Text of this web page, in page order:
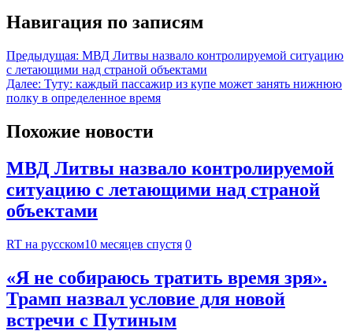
Навигация по записям
Предыдущая: МВД Литвы назвало контролируемой ситуацию
с летающими над страной объектами
Далее: Туту: каждый пассажир из купе может занять нижнюю
полку в определенное время
Похожие новости
МВД Литвы назвало контролируемой
ситуацию с летающими над страной
объектами
RT на русском10 месяцев спустя 0
«Я не собираюсь тратить время зря».
Трамп назвал условие для новой
встречи с Путиным